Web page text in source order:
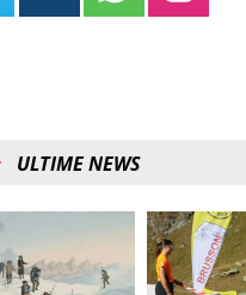
ULTIME NEWS